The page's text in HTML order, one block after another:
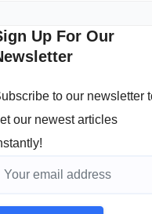
Up For Our
to our newsletter
our newest articles